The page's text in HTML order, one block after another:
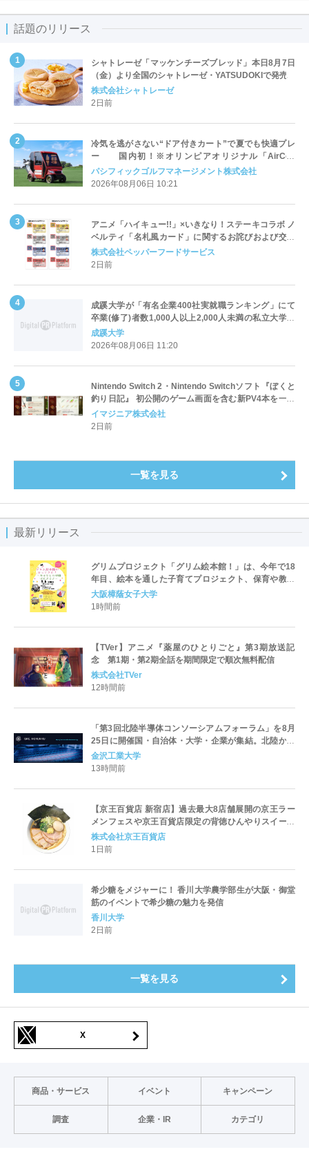
話題のリリース
シャトレーゼ「マッケンチーズブレッド」本日8月7日
（金）より全国のシャトレーゼ・YATSUDOKIで発売
株式会社シャトレーゼ
2日前
冷気を逃がさない“ドア付きカート”で夏でも快適プレ
ー 国内初！※オリンピアオリジナル「AirCon
Cart（エアコンカート）」導入 | ＰＧＭ
パシフィックゴルフマネージメント株式会社
2026年08月06日 10:21
アニメ「ハイキュー!!」×いきなり！ステーキコラボ ノ
ベルティ「名札風カード」に関するお詫びおよび交換
対応についてのご案内
株式会社ペッパーフードサービス
2日前
成蹊大学が「有名企業400社実就職ランキング」にて
卒業(修了)者数1,000人以上2,000人未満の私立大学で
全国第1位を獲得！～実就職率は26.5%（前年比＋
4.3pt）に伸長、東京の私立大学でも10位にランクイン
成蹊大学
2026年08月06日 11:20
Nintendo Switch 2・Nintendo Switchソフト『ぼくと
釣り日記』 初公開のゲーム画面を含む新PV4本を一挙
公開！
イマジニア株式会社
2日前
一覧を見る
最新リリース
グリムプロジェクト「グリム絵本館！」は、今年で18
年目、絵本を通した子育てプロジェクト、保育や教育
を学ぶ学生が企画･運営「グリム絵本館がやってき
た！」を開催
大阪樟蔭女子大学
1時間前
【TVer】アニメ『薬屋のひとりごと』第3期放送記
念 第1期・第2期全話を期間限定で順次無料配信
株式会社TVer
12時間前
「第3回北陸半導体コンソーシアムフォーラム」を8月
25日に開催国・自治体・大学・企業が集結。北陸から
世界に向けた半導体産業の発展とエコシステム形成を
議論
金沢工業大学
13時間前
【京王百貨店 新宿店】過去最大8店舗展開の京王ラー
メンフェスや京王百貨店限定の背徳ひんやりスイーツ
など、実演グルメが充実 過去最長21日間、計90店舗
出店の 「大北海道展」
株式会社京王百貨店
1日前
希少糖をメジャーに！ 香川大学農学部生が大阪・御堂
筋のイベントで希少糖の魅力を発信
香川大学
2日前
一覧を見る
X
商品・サービス イベント キャンペーン
調査 企業・IR カテゴリ